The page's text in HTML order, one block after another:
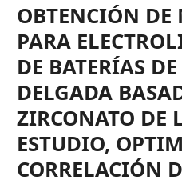
OBTENCIÓN DE
PARA
DE BATERÍAS
DELGADA
ZIRCONATO
ESTUDIO,
CORRELACIÓN